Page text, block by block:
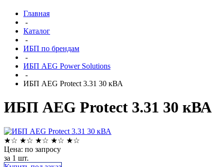
Главная
-
Каталог
-
ИБП по брендам
-
ИБП AEG Power Solutions
-
ИБП AEG Protect 3.31 30 кВА
ИБП AEG Protect 3.31 30 кВА
★☆ ★☆ ★☆ ★☆ ★☆
Цена: по запросу
за 1 шт.